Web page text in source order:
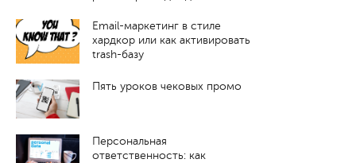
Email-маркетинг в стиле
хардкор или как активировать
trash-базу
Пять уроков чековых промо
Персональная
ответственность: как